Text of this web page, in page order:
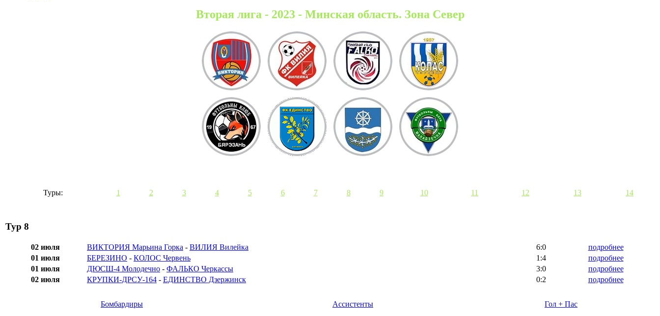
Вторая лига - 2023 - Минская область. Зона Север
Туры: 1 2 3 4 5 6 7 8 9 10 11 12 13 14
Тур 8
02 июля ВИКТОРИЯ Марьина Горка - ВИЛИЯ Вилейка 6:0
подробнее
01 июля
БЕРЕЗИНО - КОЛОС Червень 1:4
подробнее
01 июля
ДЮСШ-4 Молодечно - ФАЛЬКО Черкассы 3:0
подробнее
02 июля
КРУПКИ-ДРСУ-164 - ЕДИНСТВО Дзержинск 0:2 подробнее
Бомбардиры Ассистенты Гол + Пас